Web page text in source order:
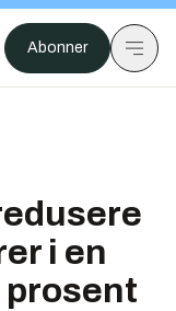
Abonner
i en
prosent